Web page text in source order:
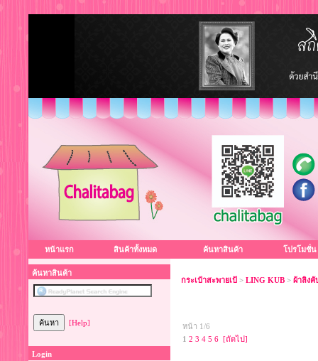
หน้าแรก สินค้าทั้งหมด ค้นหาสินค้า โปรโมชั่น
ค้นหาสินค้า
[Help]
Login
กระเป๋าสะพายเป้ > LING KUB > ผ้าลิงคั
หน้า 1/6
1 2 3 4 5 6 [ถัดไป]